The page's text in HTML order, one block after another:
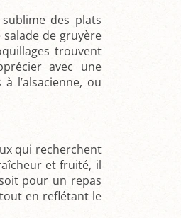
des plats
de gruyère
trouvent
avec une
l’alsacienne, ou
qui recherchent
et fruité, il
pour un repas
en reflétant le